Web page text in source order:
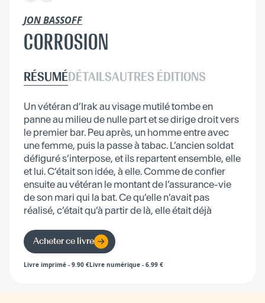
JON BASSOFF
CORROSION
RÉSUMÉDÉTAILSAUTRES ÉDITIONS
Un vétéran d’Irak au visage mutilé tombe en
panne au milieu de nulle part et se dirige droit vers
le premier bar. Peu après, un homme entre avec
une femme, puis la passe à tabac. L’ancien soldat
défiguré s’interpose, et ils repartent ensemble, elle
et lui. C’était son idée, à elle. Comme de confier
ensuite au vétéran le montant de l’assurance-vie
de son mari qui la bat. Ce qu’elle n’avait pas
réalisé, c’était qu’à partir de là, elle était déjà
Acheter ce livre
Livre imprimé - 9.90 €Livre numérique - 6.99 €